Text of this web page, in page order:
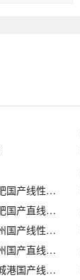
徐州_赣州_淄博_合肥国产线性滑轨滑块
徐州_赣州_淄博_合肥国产直线导轨滑块
常州_南昌_唐山_荆州国产线性滑轨滑块
常州_南昌_唐山_荆州国产直线导轨滑块
江苏_江西_吉林_防城港国产线性滑轨滑块